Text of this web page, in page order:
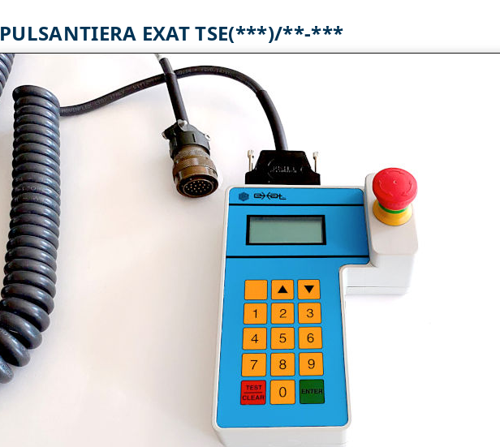
PULSANTIERA EXAT TSE(***)/**-***